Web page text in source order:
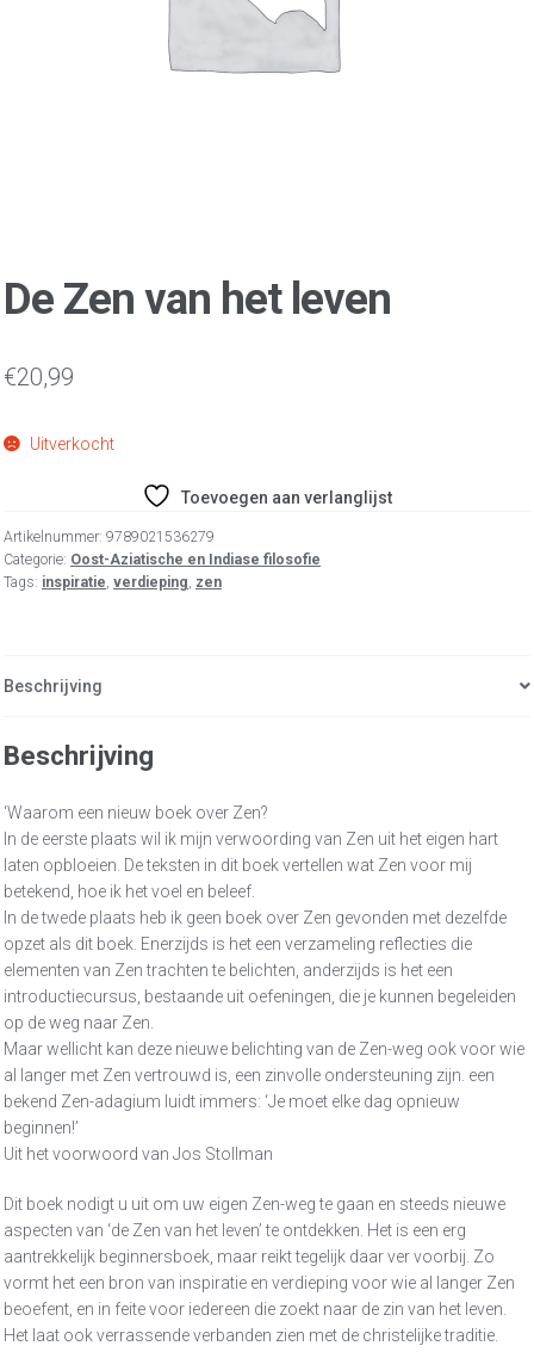
De Zen van het leven
€20,99
Uitverkocht
Toevoegen aan verlanglijst
Artikelnummer: 9789021536279
Categorie: Oost-Aziatische en Indiase filosofie
Tags: inspiratie, verdieping, zen
Beschrijving
Beschrijving
‘Waarom een nieuw boek over Zen?
In de eerste plaats wil ik mijn verwoording van Zen uit het eigen hart
laten opbloeien. De teksten in dit boek vertellen wat Zen voor mij
betekend, hoe ik het voel en beleef.
In de twede plaats heb ik geen boek over Zen gevonden met dezelfde
opzet als dit boek. Enerzijds is het een verzameling reflecties die
elementen van Zen trachten te belichten, anderzijds is het een
introductiecursus, bestaande uit oefeningen, die je kunnen begeleiden
op de weg naar Zen.
Maar wellicht kan deze nieuwe belichting van de Zen-weg ook voor wie
al langer met Zen vertrouwd is, een zinvolle ondersteuning zijn. een
bekend Zen-adagium luidt immers: ‘Je moet elke dag opnieuw
beginnen!’
Uit het voorwoord van Jos Stollman
Dit boek nodigt u uit om uw eigen Zen-weg te gaan en steeds nieuwe
aspecten van ‘de Zen van het leven’ te ontdekken. Het is een erg
aantrekkelijk beginnersboek, maar reikt tegelijk daar ver voorbij. Zo
vormt het een bron van inspiratie en verdieping voor wie al langer Zen
beoefent, en in feite voor iedereen die zoekt naar de zin van het leven.
Het laat ook verrassende verbanden zien met de christelijke traditie.